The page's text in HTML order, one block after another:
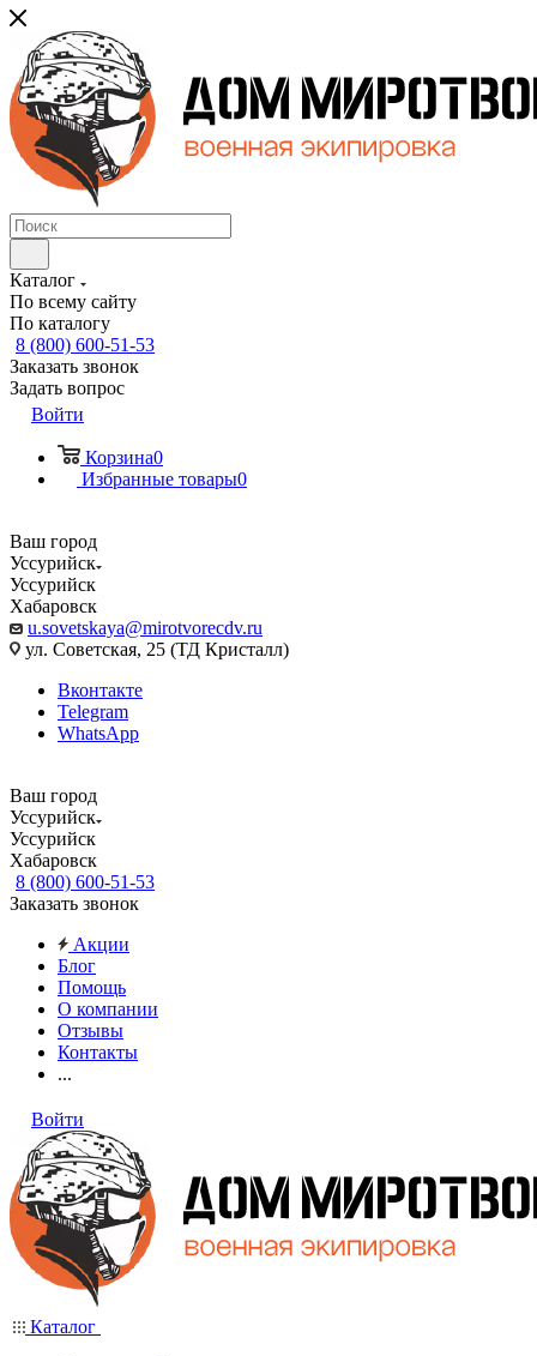
Каталог
По всему сайту
По каталогу
8 (800) 600-51-53
Заказать звонок
Задать вопрос
Войти
Корзина0
Избранные товары0
Ваш город
Уссурийск
Уссурийск
Хабаровск
u.sovetskaya@mirotvorecdv.ru
ул. Советская, 25 (ТД Кристалл)
Вконтакте
Telegram
WhatsApp
Ваш город
Уссурийск
Уссурийск
Хабаровск
8 (800) 600-51-53
Заказать звонок
Акции
Блог
Помощь
О компании
Отзывы
Контакты
...
Войти
Каталог